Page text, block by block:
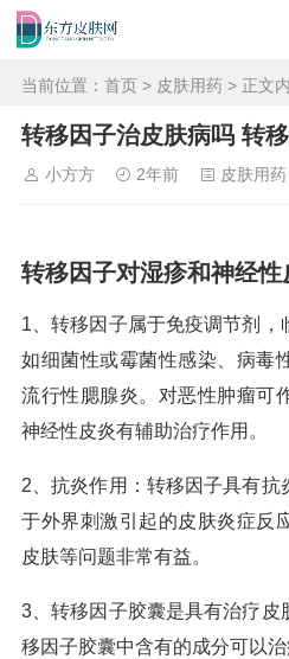
当前位置： 首页 > 皮肤用药 > 正文
转移因子治皮肤病吗 转
小方方 2年前 皮肤用药
转移因子对湿疹和神经
1、转移因子属于免疫调节剂，
如细菌性或霉菌性感染、病毒
流行性腮腺炎。对恶性肿瘤可
神经性皮炎有辅助治疗作用。
2、抗炎作用：转移因子具有抗
于外界刺激引起的皮肤炎症反
皮肤等问题非常有益。
3、转移因子胶囊是具有治疗皮
移因子胶囊中含有的成分可以治